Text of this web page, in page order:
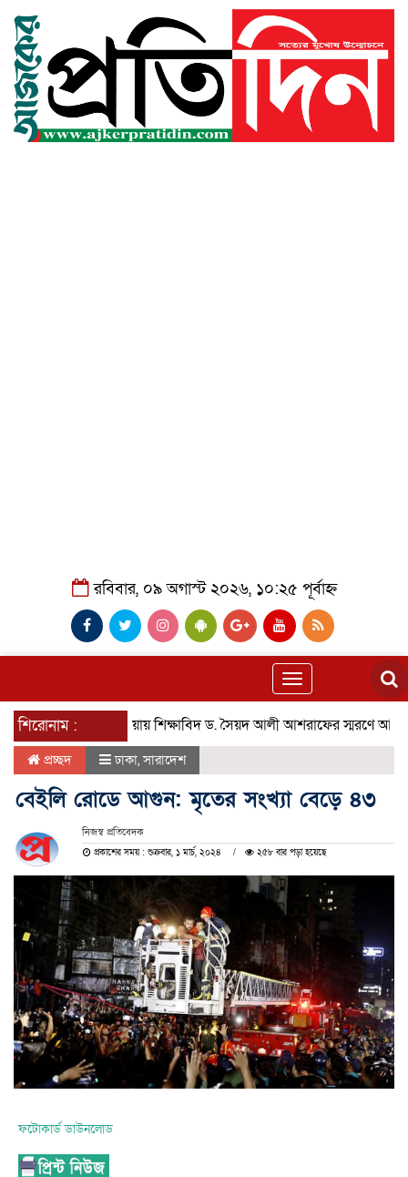
রবিবার, ০৯ অগাস্ট ২০২৬, ১০:২৫ পূর্বাহ্ন
Toggle
navigation
শিরোনাম :
আশুলিয়ায় শিক্ষাবিদ ড. সৈয়দ আলী আশরাফের স্মরণে আলোচনা ও
প্রচ্ছদ ঢাকা,সারাদেশ
বেইলি রোডে আগুন: মৃতের সংখ্যা বেড়ে ৪৩
নিজস্ব প্রতিবেদক
প্রকাশের সময় : শুক্রবার, ১ মার্চ, ২০২৪ ২৫৮ বার পড়া হয়েছে
ফটোকার্ড ডাউনলোড